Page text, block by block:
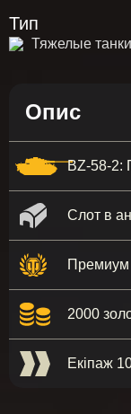
Тип
Тяжелые танки
Опис
BZ-58-
Слот в
Премиум
2000
Екіпаж